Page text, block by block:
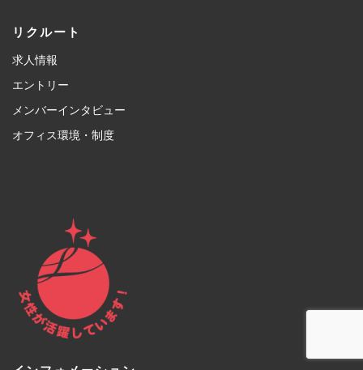
リクルート
求人情報
エントリー
メンバーインタビュー
オフィス環境・制度